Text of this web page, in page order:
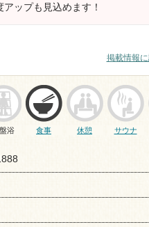
ップも見込めます！
掲載情報
浴 食事 休憩 サウナ